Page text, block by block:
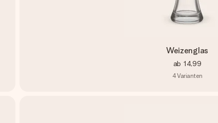
Weizenglas
ab 14,99
4Varianten